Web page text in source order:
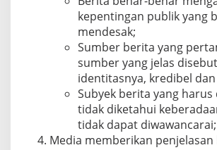
kepentingan publik yang
mendesak;
Sumber berita yang
sumber yang jelas
identitasnya, kredibel
Subyek berita yang
tidak diketahui
tidak dapat diwawancarai;
Media memberikan penjelasan